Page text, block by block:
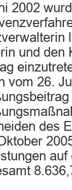
2002
und den
vom 26.
des